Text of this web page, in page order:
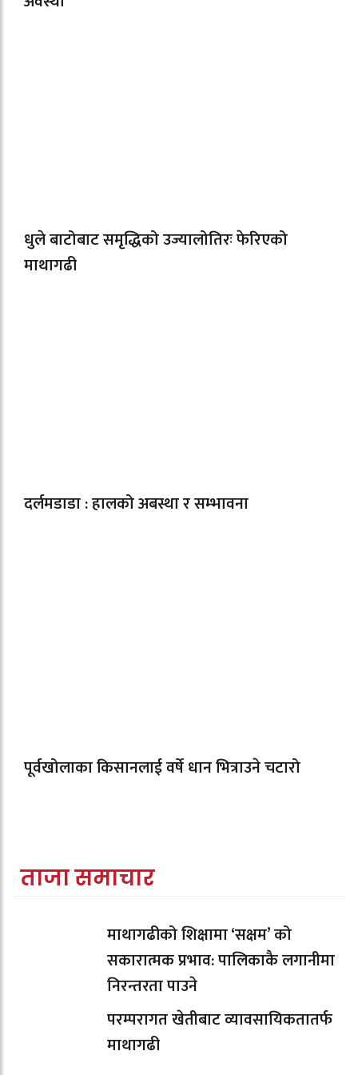
धुले बाटोबाट समृद्धिको उज्यालोतिरः फेरिएको
माथागढी
दर्लमडाडा : हालको अबस्था र सम्भावना
पूर्वखोलाका किसानलाई वर्षे धान भित्राउने चटारो
ताजा समाचार
माथागढीको शिक्षामा ‘सक्षम’ को
सकारात्मक प्रभाव: पालिकाकै लगानीमा
निरन्तरता पाउने
परम्परागत खेतीबाट व्यावसायिकतातर्फ
माथागढी